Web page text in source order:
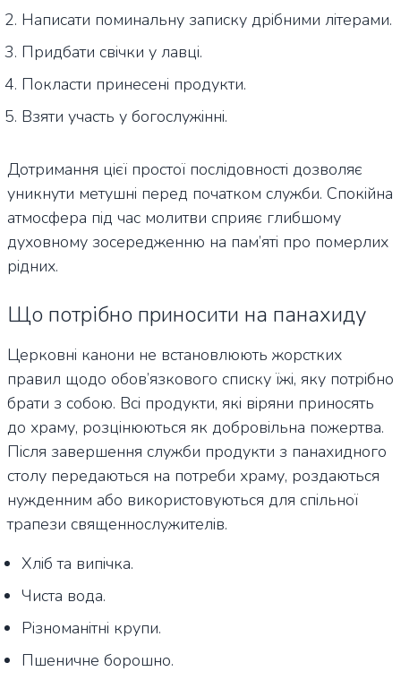
Написати поминальну записку дрібними літерами.
Придбати свічки у лавці.
Покласти принесені продукти.
Взяти участь у богослужінні.
Дотримання цієї простої послідовності дозволяє
уникнути метушні перед початком служби. Спокійна
атмосфера під час молитви сприяє глибшому
духовному зосередженню на пам’яті про померлих
рідних.
Що потрібно приносити на панахиду
Церковні канони не встановлюють жорстких
правил щодо обов’язкового списку їжі, яку потрібно
брати з собою. Всі продукти, які віряни приносять
до храму, розцінюються як добровільна пожертва.
Після завершення служби продукти з панахидного
столу передаються на потреби храму, роздаються
нужденним або використовуються для спільної
трапези священнослужителів.
Хліб та випічка.
Чиста вода.
Різноманітні крупи.
Пшеничне борошно.